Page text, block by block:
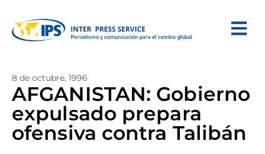
8 de octubre, 1996
AFGANISTAN: Gobierno
expulsado prepara
ofensiva contra Talibán